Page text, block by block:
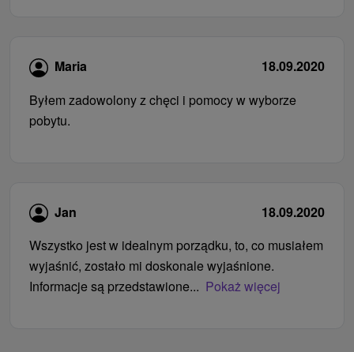
Maria
18.09.2020
Byłem zadowolony z chęci i pomocy w wyborze
pobytu.
Jan
18.09.2020
Wszystko jest w idealnym porządku, to, co musiałem
wyjaśnić, zostało mi doskonale wyjaśnione.
Informacje są przedstawione... Pokaż więcej